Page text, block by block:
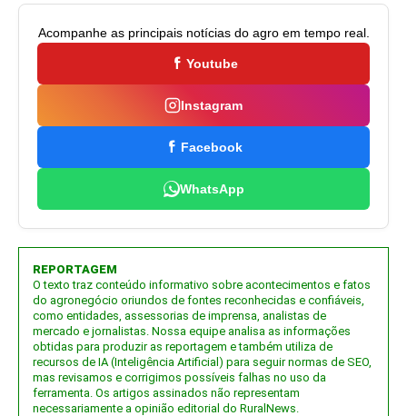
Acompanhe as principais notícias do agro em tempo real.
Youtube
Instagram
Facebook
WhatsApp
REPORTAGEM
O texto traz conteúdo informativo sobre acontecimentos e fatos
do agronegócio oriundos de fontes reconhecidas e confiáveis,
como entidades, assessorias de imprensa, analistas de
mercado e jornalistas. Nossa equipe analisa as informações
obtidas para produzir as reportagem e também utiliza de
recursos de IA (Inteligência Artificial) para seguir normas de SEO,
mas revisamos e corrigimos possíveis falhas no uso da
ferramenta. Os artigos assinados não representam
necessariamente a opinião editorial do RuralNews.